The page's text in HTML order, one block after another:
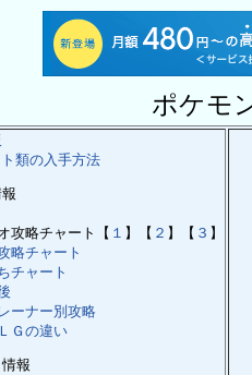
ポケモ
類の入手方法
攻略チャート【 １ 】【 ２ 】【 ３ 】
略チャート
チャート
ーナー別攻略
Ｇの違い
報